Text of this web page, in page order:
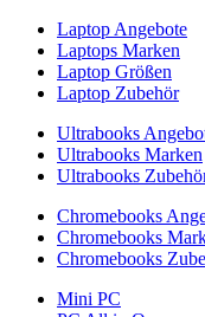
Laptop Angebote
Laptops Marken
Laptop Größen
Laptop Zubehör
Ultrabooks
Ultrabooks Marken
Ultrabooks
Chromebooks
Chromebooks
Chromebooks
Mini PC